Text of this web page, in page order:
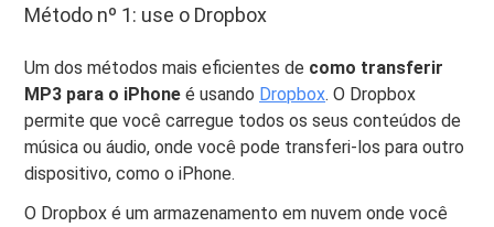
Método nº 1: use o Dropbox
Um dos métodos mais eficientes de como transferir
MP3 para o iPhoneé usando Dropbox. O Dropbox
permite que você carregue todos os seus conteúdos de
música ou áudio, onde você pode transferi-los para outro
dispositivo, como o iPhone.
O Dropbox é um armazenamento em nuvem onde você